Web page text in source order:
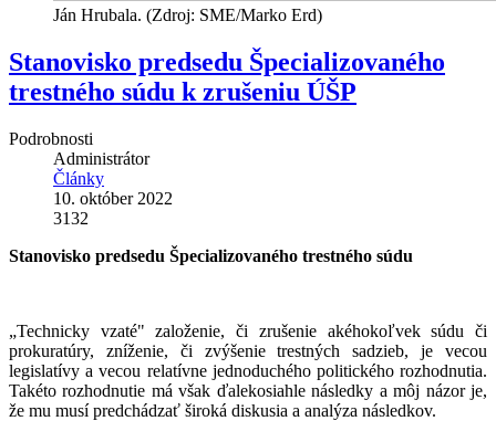
Ján Hrubala. (Zdroj: SME/Marko Erd)
Stanovisko predsedu Špecializovaného
trestného súdu k zrušeniu ÚŠP
Podrobnosti
Administrátor
Články
10. október 2022
3132
Stanovisko predsedu Špecializovaného trestného súdu
„Technicky vzaté" založenie, či zrušenie akéhokoľvek súdu či
prokuratúry, zníženie, či zvýšenie trestných sadzieb, je vecou
legislatívy a vecou relatívne jednoduchého politického rozhodnutia.
Takéto rozhodnutie má však ďalekosiahle následky a môj názor je,
že mu musí predchádzať široká diskusia a analýza následkov.